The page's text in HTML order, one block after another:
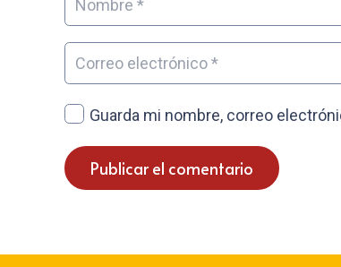
Guarda mi nombre, correo
Publicar el comentario